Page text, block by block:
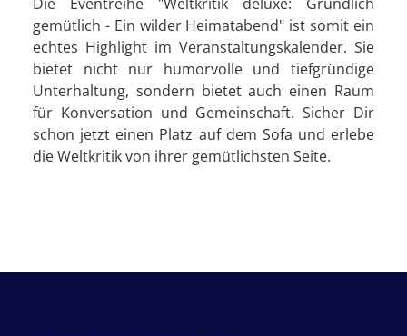
gemütlich - Ein wilder Heimatabend" ist somit ein
echtes Highlight im Veranstaltungskalender. Sie
bietet nicht nur humorvolle und tiefgründige
Unterhaltung, sondern bietet auch einen Raum
für Konversation und Gemeinschaft. Sicher Dir
schon jetzt einen Platz auf dem Sofa und erlebe
die Weltkritik von ihrer gemütlichsten Seite.